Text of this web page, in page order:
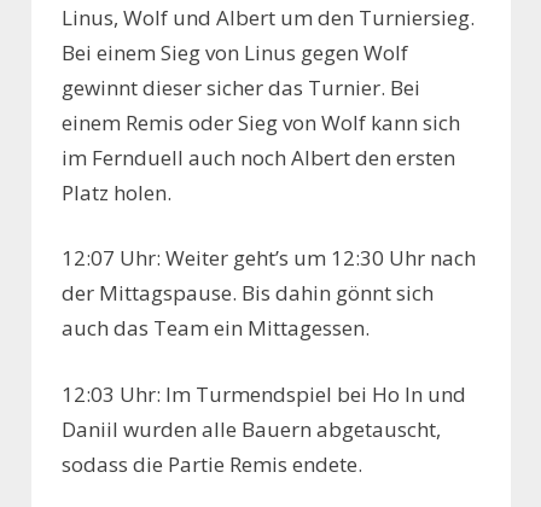
Linus, Wolf und Albert um den Turniersieg.
Bei einem Sieg von Linus gegen Wolf
gewinnt dieser sicher das Turnier. Bei
einem Remis oder Sieg von Wolf kann sich
im Fernduell auch noch Albert den ersten
Platz holen.
12:07 Uhr: Weiter geht’s um 12:30 Uhr nach
der Mittagspause. Bis dahin gönnt sich
auch das Team ein Mittagessen.
12:03 Uhr: Im Turmendspiel bei Ho In und
Daniil wurden alle Bauern abgetauscht,
sodass die Partie Remis endete.